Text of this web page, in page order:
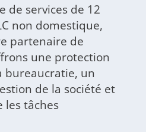
de services de 12
non domestique,
partenaire de
une protection
bureaucratie, un
de la société et
les tâches